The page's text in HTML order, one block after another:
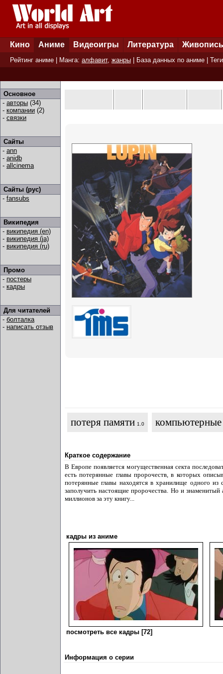
Кино Аниме Видеоигры Литература Живопись
Рейтинг аниме | Манга: алфавит, жанры База данных по аниме Теги
Основное
- авторы (34)
- компании (2)
- связки
Сайты
- ann
- anidb
- allcinema
Сайты (рус)
- fansubs
Википедия
- википедия (en)
- википедия (ja)
- википедия (ru)
Промо
- постеры
- кадры
Для читателей
- болталка
- написать отзыв
потеря памяти 1.0 компьютерные
Краткое содержание
В Европе появляется могущественная секта
есть потерянные главы пророчеств, в которых
потерянные главы находятся в хранилище одного
заполучить настоящие пророчества. Но и
миллионов за эту книгу...
кадры из аниме
посмотреть все кадры [72]
Информация о серии